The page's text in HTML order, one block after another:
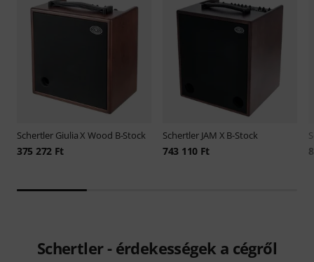
Schertler Giulia X Wood B-Stock
375 272 Ft
Schertler JAM X B-Stock
743 110 Ft
Schertler - érdekességek a cégről